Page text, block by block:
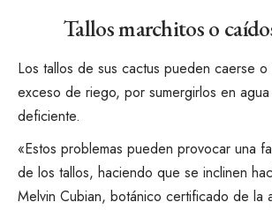
Tallos marchitos o
Los tallos de sus cactus pueden caerse o
exceso de riego, por sumergirlos en
deficiente.
«Estos problemas pueden provocar una
de los tallos, haciendo que se inclinen
Melvin Cubian, botánico certificado de la